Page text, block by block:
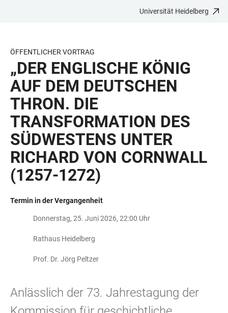
BARRIEREFREIHEIT
Universität Heidelberg
ÖFFENTLICHER VORTRAG
„DER ENGLISCHE KÖNIG
AUF DEM DEUTSCHEN
THRON. DIE
TRANSFORMATION DES
SÜDWESTENS UNTER
RICHARD VON CORNWALL
(1257-1272)
Termin in der Vergangenheit
Donnerstag, 25. Juni 2026, 22:00 Uhr
Rathaus Heidelberg
Prof. Dr. Jörg Peltzer
Anlässlich der 73. Jahrestagung der